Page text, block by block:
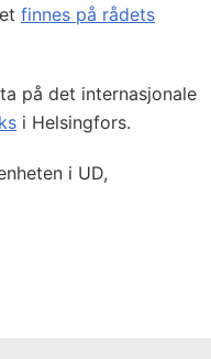
finnes på rådets
på det internasjonale
i Helsingfors.
i UD,